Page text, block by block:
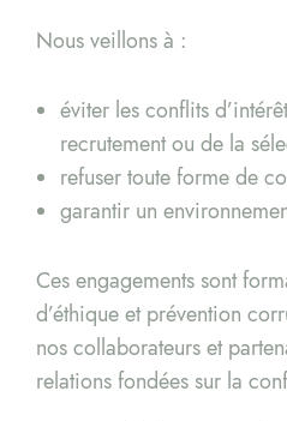
Nous veillons à :
éviter les conflits
recrutement ou de la
refuser toute forme de
garantir un
Ces engagements sont
d’éthique et prévention
nos collaborateurs et
relations fondées sur la